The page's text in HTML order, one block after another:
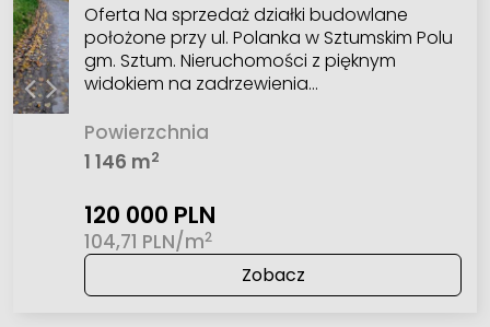
Oferta Na sprzedaż działki budowlane
położone przy ul. Polanka w Sztumskim Polu
gm. Sztum. Nieruchomości z pięknym
widokiem na zadrzewienia…
Powierzchnia
1 146 m2
120 000 PLN
104,71 PLN/m2
Zobacz